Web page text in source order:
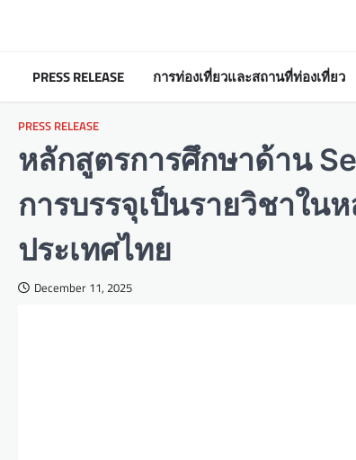
PRESS RELEASE การท่องเที่ยวและสถานที่ท่องเที่ยว
PRESS RELEASE
หลักสูตรการศึกษาด้าน
การบรรจุเป็นรายวิชาใ
ประเทศไทย
December 11, 2025